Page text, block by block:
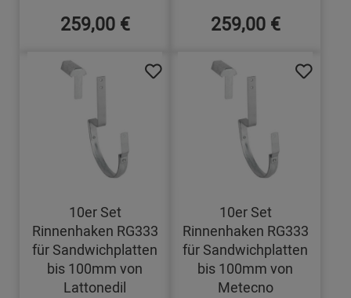
259,00 € 259,00 €
10er Set
Rinnenhaken RG333
für Sandwichplatten
bis 100mm von
Lattonedil
10er Set
Rinnenhaken RG333
für Sandwichplatten
bis 100mm von
Metecno